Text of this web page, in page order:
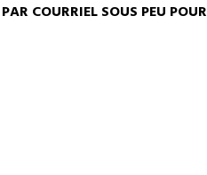
COURRIEL SOUS PEU POUR